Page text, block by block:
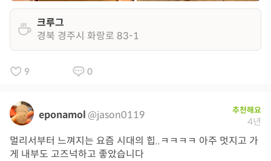
크루그
경북 경주시 화랑로 83-1
9 0
eponamol @jason0119 추천해요
4년
멀리서부터 느껴지는 요즘 시대의 힙..ㅋㅋㅋㅋ 아주 멋지고 가
게 내부도 고즈넉하고 좋았습니다